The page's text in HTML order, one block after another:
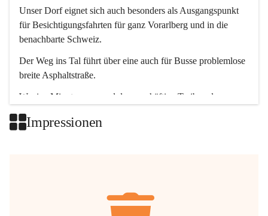
Unser Dorf eignet sich auch besonders als Ausgangspunkt
für Besichtigungsfahrten für ganz Vorarlberg und in die
benachbarte Schweiz.
Der Weg ins Tal führt über eine auch für Busse problemlose
breite Asphaltstraße.
Wenige Minuten nur, und das geschäftige Treiben der
Impressionen